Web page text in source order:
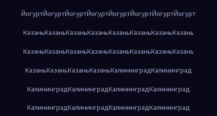
ЙогуртЙогуртЙогуртЙогуртЙогуртЙогуртЙогуртЙогурт
КазаньКазаньКазаньКазаньКазаньКазаньКазаньКазань
КазаньКазаньКазаньКазаньКазаньКазаньКазаньКазань
КазаньКазаньКазаньКазаньКалининградКалининград
КалининградКалининградКалининградКалининград
КалининградКалининградКалининградКалининград